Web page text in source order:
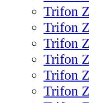
Trifon
Trifon
Trifon
Trifon
Trifon
Trifon